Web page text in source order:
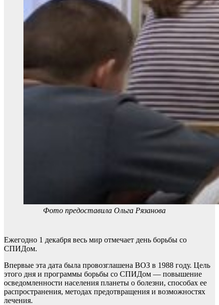
Фото предоставила Ольга Рязанова
Ежегодно 1 декабря весь мир отмечает день борьбы со
СПИДом.
Впервые эта дата была провозглашена ВОЗ в 1988 году. Цель
этого дня и программы борьбы со СПИДом — повышение
осведомленности населения планеты о болезни, способах ее
распространения, методах предотвращения и возможностях
лечения.